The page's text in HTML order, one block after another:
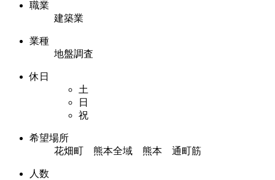
職業
建築業
業種
地盤調査
休日
土
日
祝
希望場所
花畑町 熊本全域 熊本 通町筋
人数